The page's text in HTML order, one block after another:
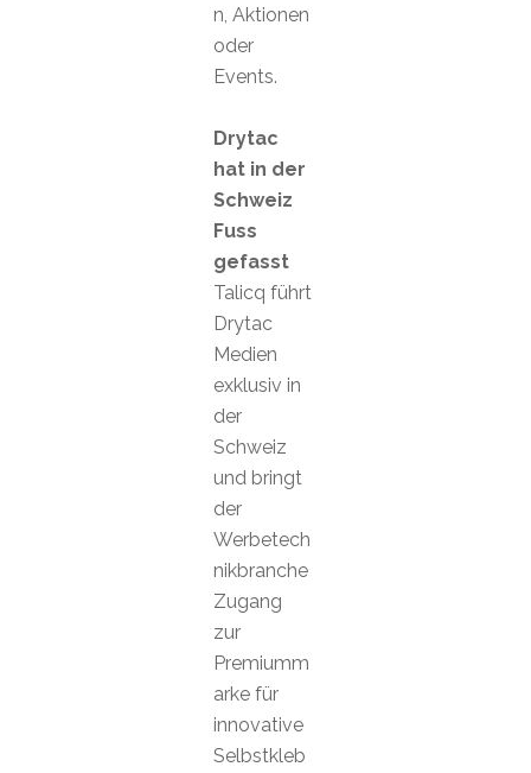
n, Aktionen
oder
Events.
Drytac
hat in der
Schweiz
Fuss
gefasst
Talicq führt
Drytac
Medien
exklusiv in
der
Schweiz
und bringt
der
Werbetech
nikbranche
Zugang
zur
Premiumm
arke für
innovative
Selbstkleb